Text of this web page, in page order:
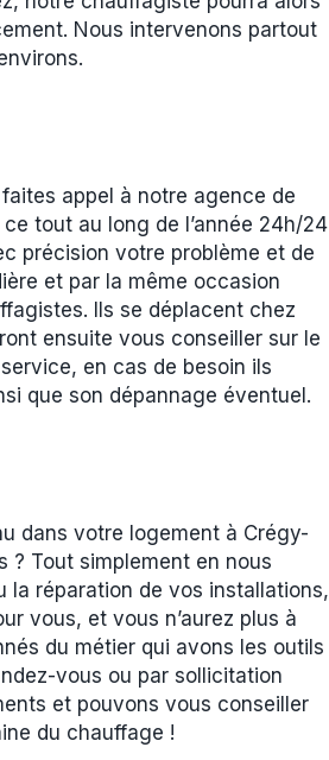
Nous intervenons partout
appel à notre agence de
tout au long de l’année 24h/24
précision votre problème et de
et par la même occasion
Ils se déplacent chez
ensuite vous conseiller sur le
en cas de besoin ils
que son dépannage éventuel.
dans votre logement à Crégy-
? Tout simplement en nous
la réparation de vos installations,
vous, et vous n’aurez plus à
du métier qui avons les outils
vous ou par sollicitation
et pouvons vous conseiller
du chauffage !